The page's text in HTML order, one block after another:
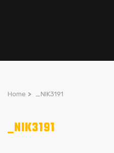
Home > _NIK3191
_NIK3191